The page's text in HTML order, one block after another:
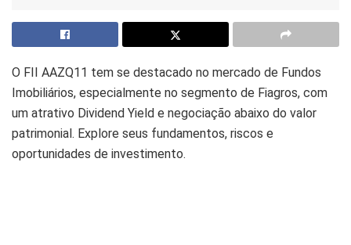
O FII AAZQ11 tem se destacado no mercado de Fundos
Imobiliários, especialmente no segmento de Fiagros, com
um atrativo Dividend Yield e negociação abaixo do valor
patrimonial. Explore seus fundamentos, riscos e
oportunidades de investimento.